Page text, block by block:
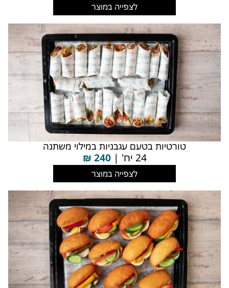
לצפייה במוצר
טורטיות בטעם עגבניות במילוי משתנה
24 יח' | 240
₪
לצפייה במוצר